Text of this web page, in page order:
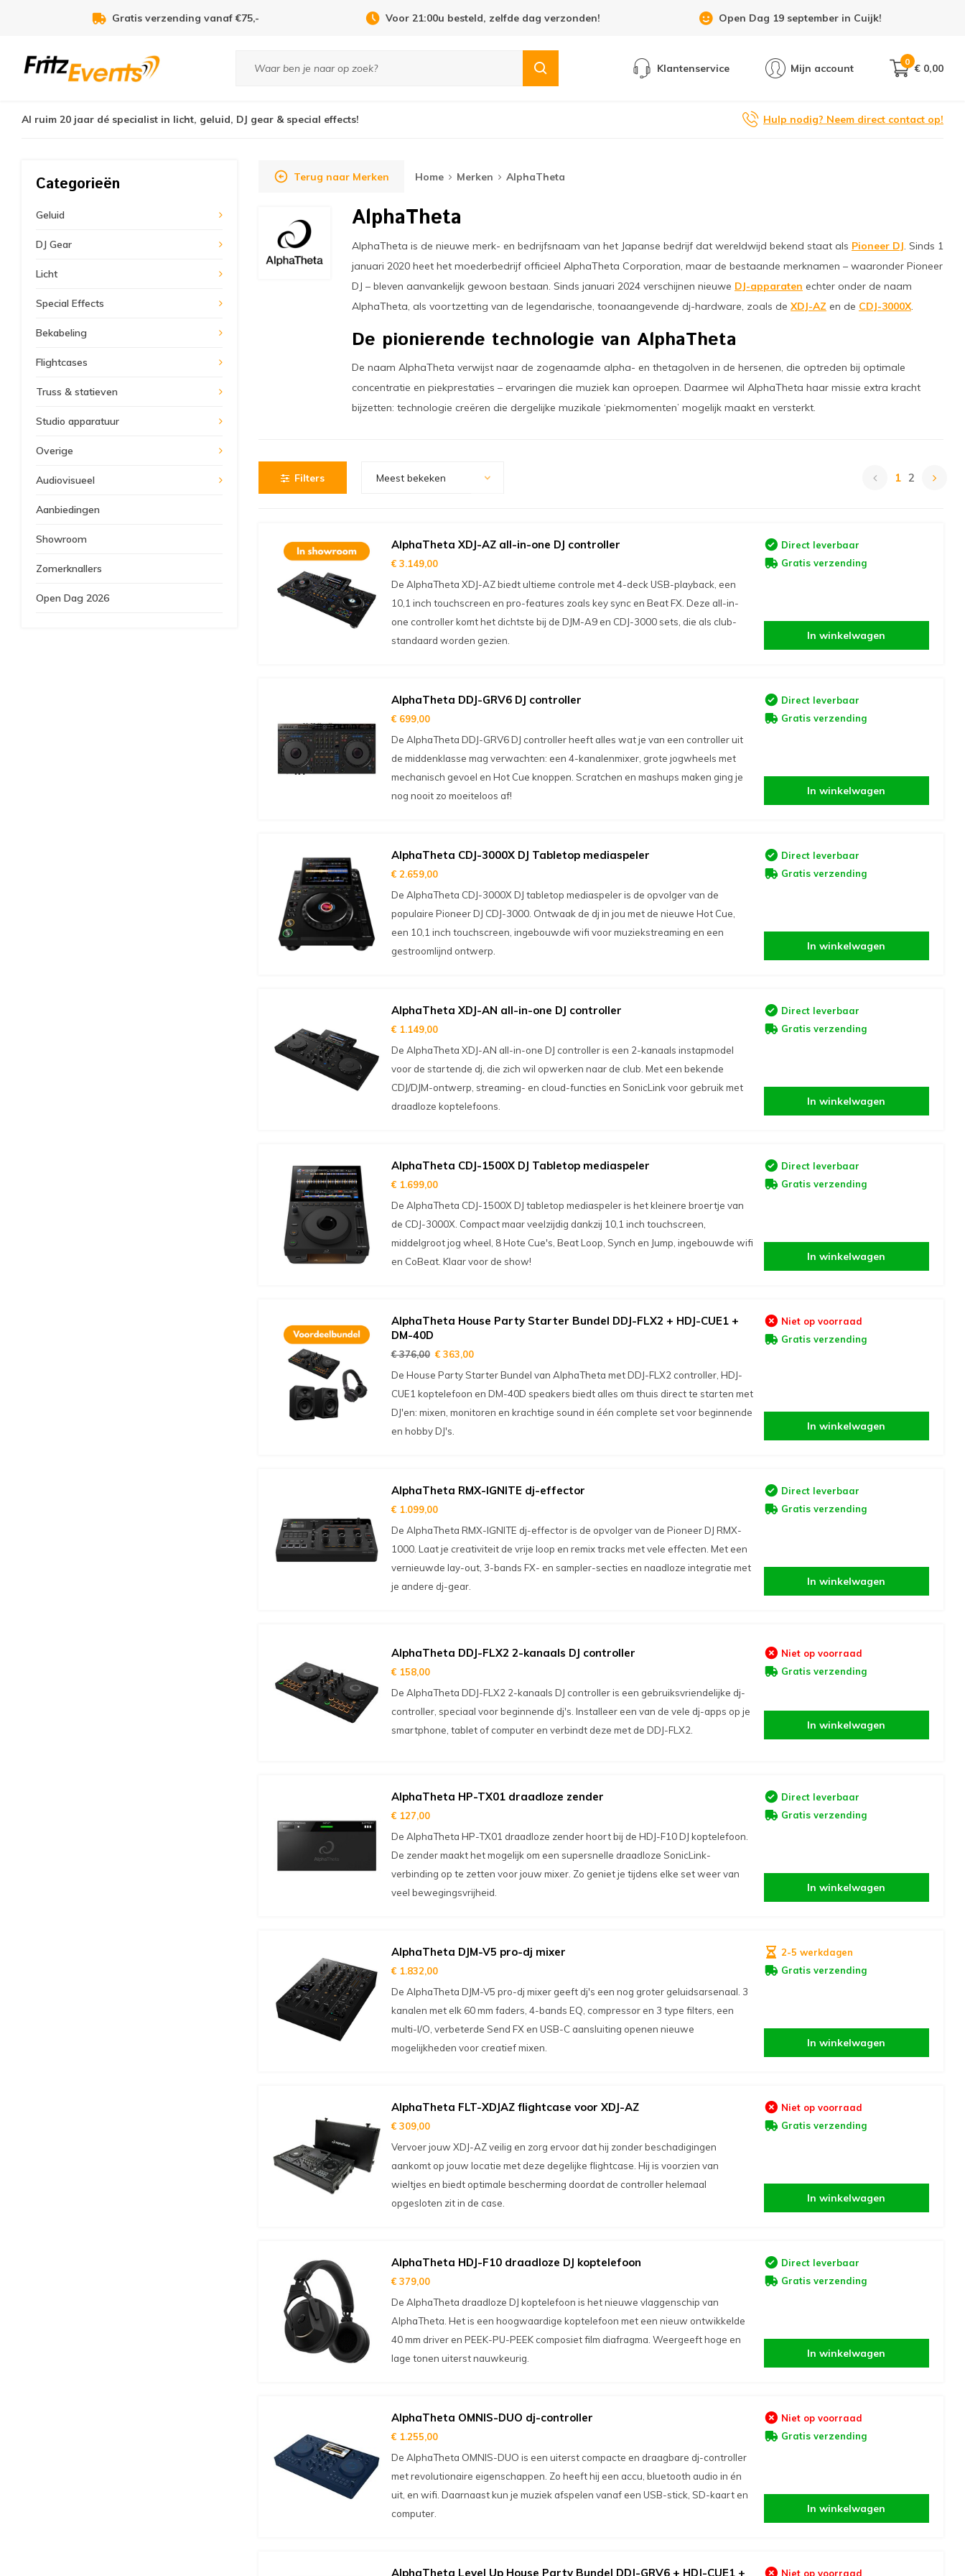
Voor 21:00u besteld, zelfde dag verzonden! Open Dag 19 september in Cuijk! Showroom 6 dagen per week geopend!
Klantenservice Mijn account
0
€ 0,00
Al ruim 20 jaar dé specialist in licht, geluid, DJ gear & special effects! Hulp nodig? Neem direct contact op!
Categorieën
Geluid
DJ Gear
Licht
Special Effects
Bekabeling
Flightcases
Truss & statieven
Studio apparatuur
Overige
Audiovisueel
Aanbiedingen
Showroom
Zomerknallers
Open Dag 2026
Terug naar Merken Home Merken AlphaTheta
AlphaTheta
AlphaTheta is de nieuwe merk- en bedrijfsnaam van het Japanse bedrijf dat wereldwijd bekend staat als Pioneer DJ. Sinds 1
januari 2020 heet het moederbedrijf officieel AlphaTheta Corporation, maar de bestaande merknamen – waaronder Pioneer
DJ – bleven aanvankelijk gewoon bestaan. Sinds januari 2024 verschijnen nieuwe DJ-apparaten echter onder de naam
AlphaTheta, als voortzetting van de legendarische, toonaangevende dj-hardware, zoals de XDJ-AZ en de CDJ-3000X.
De pionierende technologie van AlphaTheta
De naam AlphaTheta verwijst naar de zogenaamde alpha- en thetagolven in de hersenen, die optreden bij optimale
concentratie en piekprestaties – ervaringen die muziek kan oproepen. Daarmee wil AlphaTheta haar missie extra kracht
bijzetten: technologie creëren die dergelijke muzikale ‘piekmomenten’ mogelijk maakt en versterkt.
Filters Meest bekeken 1 2
AlphaTheta XDJ-AZ all-in-one DJ controller
€ 3.149,00
De AlphaTheta XDJ-AZ biedt ultieme controle met 4-deck USB-playback, een
10,1 inch touchscreen en pro-features zoals key sync en Beat FX. Deze all-in-
one controller komt het dichtste bij de DJM-A9 en CDJ-3000 sets, die als club-
standaard worden gezien.
Direct leverbaar
Gratis verzending
In winkelwagen
AlphaTheta DDJ-GRV6 DJ controller
€ 699,00
De AlphaTheta DDJ-GRV6 DJ controller heeft alles wat je van een controller uit
de middenklasse mag verwachten: een 4-kanalenmixer, grote jogwheels met
mechanisch gevoel en Hot Cue knoppen. Scratchen en mashups maken ging je
nog nooit zo moeiteloos af!
Direct leverbaar
Gratis verzending
In winkelwagen
AlphaTheta CDJ-3000X DJ Tabletop mediaspeler
€ 2.659,00
De AlphaTheta CDJ-3000X DJ tabletop mediaspeler is de opvolger van de
populaire Pioneer DJ CDJ-3000. Ontwaak de dj in jou met de nieuwe Hot Cue,
een 10,1 inch touchscreen, ingebouwde wifi voor muziekstreaming en een
gestroomlijnd ontwerp.
Direct leverbaar
Gratis verzending
In winkelwagen
AlphaTheta XDJ-AN all-in-one DJ controller
€ 1.149,00
De AlphaTheta XDJ-AN all-in-one DJ controller is een 2-kanaals instapmodel
voor de startende dj, die zich wil opwerken naar de club. Met een bekende
CDJ/DJM-ontwerp, streaming- en cloud-functies en SonicLink voor gebruik met
draadloze koptelefoons.
Direct leverbaar
Gratis verzending
In winkelwagen
AlphaTheta CDJ-1500X DJ Tabletop mediaspeler
€ 1.699,00
De AlphaTheta CDJ-1500X DJ tabletop mediaspeler is het kleinere broertje van
de CDJ-3000X. Compact maar veelzijdig dankzij 10,1 inch touchscreen,
middelgroot jog wheel, 8 Hote Cue's, Beat Loop, Synch en Jump, ingebouwde wifi
en CoBeat. Klaar voor de show!
Direct leverbaar
Gratis verzending
In winkelwagen
AlphaTheta House Party Starter Bundel DDJ-FLX2 + HDJ-CUE1 +
DM-40D
€ 376,00 € 363,00
De House Party Starter Bundel van AlphaTheta met DDJ-FLX2 controller, HDJ-
CUE1 koptelefoon en DM-40D speakers biedt alles om thuis direct te starten met
DJ'en: mixen, monitoren en krachtige sound in één complete set voor beginnende
en hobby DJ's.
Niet op voorraad
Gratis verzending
In winkelwagen
AlphaTheta RMX-IGNITE dj-effector
€ 1.099,00
De AlphaTheta RMX-IGNITE dj-effector is de opvolger van de Pioneer DJ RMX-
1000. Laat je creativiteit de vrije loop en remix tracks met vele effecten. Met een
vernieuwde lay-out, 3-bands FX- en sampler-secties en naadloze integratie met
je andere dj-gear.
Direct leverbaar
Gratis verzending
In winkelwagen
AlphaTheta DDJ-FLX2 2-kanaals DJ controller
€ 158,00
De AlphaTheta DDJ-FLX2 2-kanaals DJ controller is een gebruiksvriendelijke dj-
controller, speciaal voor beginnende dj's. Installeer een van de vele dj-apps op je
smartphone, tablet of computer en verbindt deze met de DDJ-FLX2.
Niet op voorraad
Gratis verzending
In winkelwagen
AlphaTheta HP-TX01 draadloze zender
€ 127,00
De AlphaTheta HP-TX01 draadloze zender hoort bij de HDJ-F10 DJ koptelefoon.
De zender maakt het mogelijk om een supersnelle draadloze SonicLink-
verbinding op te zetten voor jouw mixer. Zo geniet je tijdens elke set weer van
veel bewegingsvrijheid.
Direct leverbaar
Gratis verzending
In winkelwagen
AlphaTheta DJM-V5 pro-dj mixer
€ 1.832,00
De AlphaTheta DJM-V5 pro-dj mixer geeft dj's een nog groter geluidsarsenaal. 3
kanalen met elk 60 mm faders, 4-bands EQ, compressor en 3 type filters, een
multi-I/O, verbeterde Send FX en USB-C aansluiting openen nieuwe
mogelijkheden voor creatief mixen.
2-5 werkdagen
Gratis verzending
In winkelwagen
AlphaTheta FLT-XDJAZ flightcase voor XDJ-AZ
€ 309,00
Vervoer jouw XDJ-AZ veilig en zorg ervoor dat hij zonder beschadigingen
aankomt op jouw locatie met deze degelijke flightcase. Hij is voorzien van
wieltjes en biedt optimale bescherming doordat de controller helemaal
opgesloten zit in de case.
Niet op voorraad
Gratis verzending
In winkelwagen
AlphaTheta HDJ-F10 draadloze DJ koptelefoon
€ 379,00
De AlphaTheta draadloze DJ koptelefoon is het nieuwe vlaggenschip van
AlphaTheta. Het is een hoogwaardige koptelefoon met een nieuw ontwikkelde
40 mm driver en PEEK-PU-PEEK composiet film diafragma. Weergeeft hoge en
lage tonen uiterst nauwkeurig.
Direct leverbaar
Gratis verzending
In winkelwagen
AlphaTheta OMNIS-DUO dj-controller
€ 1.255,00
De AlphaTheta OMNIS-DUO is een uiterst compacte en draagbare dj-controller
met revolutionaire eigenschappen. Zo heeft hij een accu, bluetooth audio in én
uit, en wifi. Daarnaast kun je muziek afspelen vanaf een USB-stick, SD-kaart en
computer.
Niet op voorraad
Gratis verzending
In winkelwagen
AlphaTheta Level Up House Party Bundel DDJ-GRV6 + HDJ-CUE1 + Niet op voorraad